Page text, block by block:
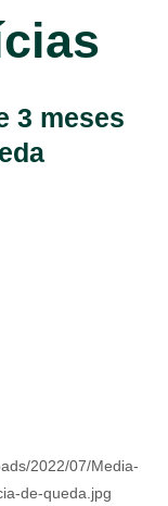
3 meses
2022/07/Media-
de-queda.jpg